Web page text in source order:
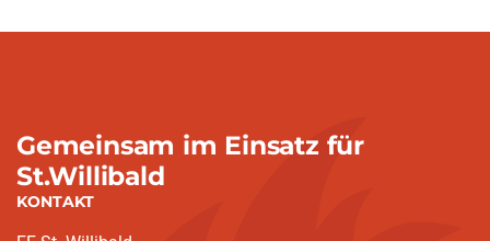
Gemeinsam im Einsatz für
St.Willibald
KONTAKT